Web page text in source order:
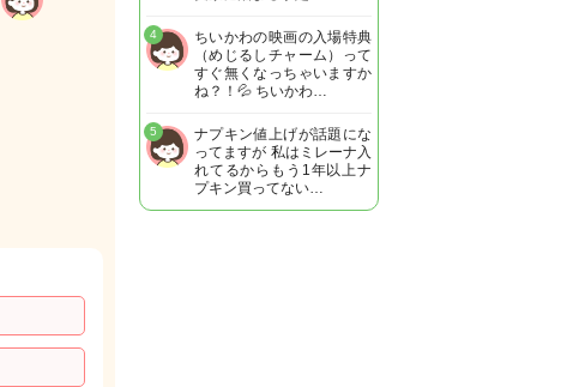
ちいかわの映画の入場特典
（めじるしチャーム）って
すぐ無くなっちゃいますか
ね？！💦 ちいかわ…
4
ナプキン値上げが話題にな
ってますが 私はミレーナ入
れてるからもう1年以上ナ
プキン買ってない…
5